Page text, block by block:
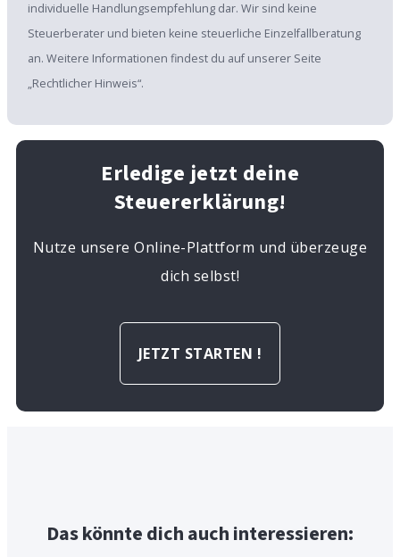
individuelle Handlungsempfehlung dar. Wir sind keine
Steuerberater und bieten keine steuerliche Einzelfallberatung
an. Weitere Informationen findest du auf unserer Seite
„Rechtlicher Hinweis“.
Erledige jetzt deine
Steuererklärung!
Nutze unsere Online-Plattform und überzeuge
dich selbst!
JETZT STARTEN !
Das könnte dich auch interessieren: